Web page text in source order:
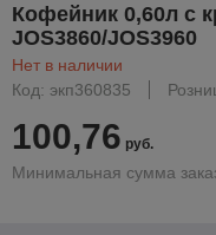
Кофейник 0,60л с
JOS3860/JOS3960
Нет в наличии
Код: экп360835
100,76 руб.
Минимальная сумма